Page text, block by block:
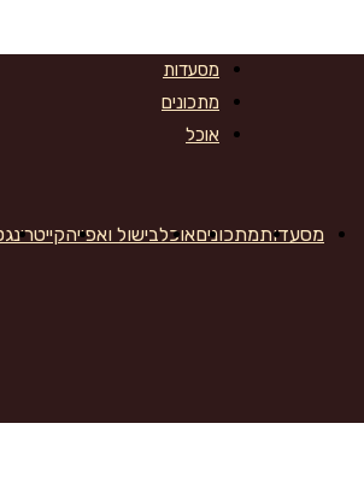
מסעדותמתכוניםאוכלבישול ואפייהקייטרינג
מסעדות
מתכונים
אוכל